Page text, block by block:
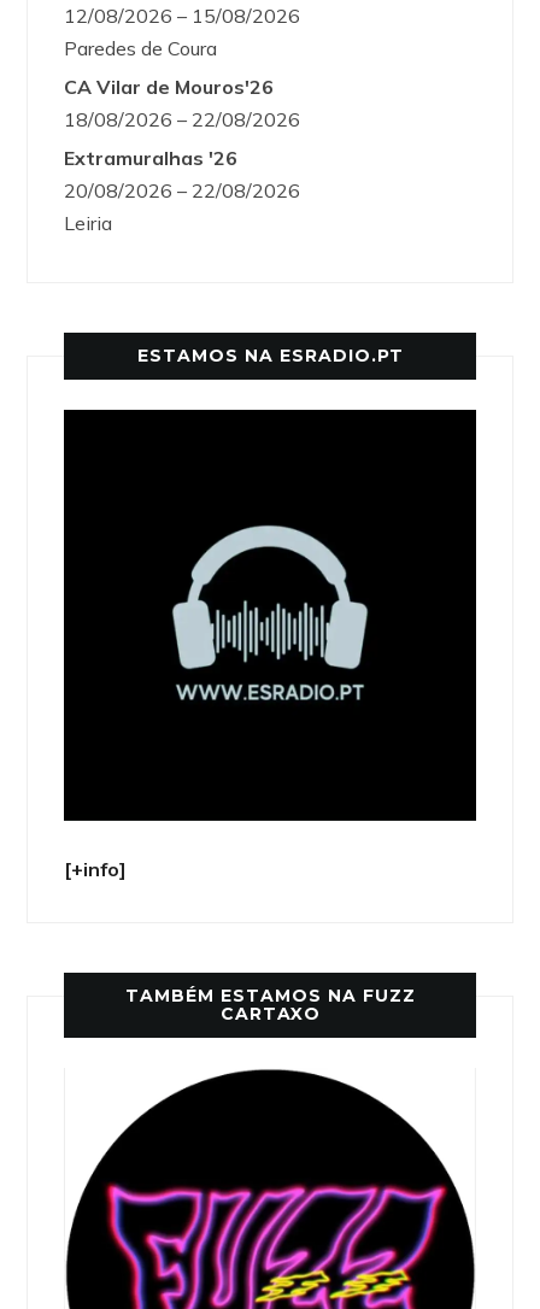
12/08/2026 – 15/08/2026
Paredes de Coura
CA Vilar de Mouros'26
18/08/2026 – 22/08/2026
Extramuralhas '26
20/08/2026 – 22/08/2026
Leiria
ESTAMOS NA ESRADIO.PT
[+info]
TAMBÉM ESTAMOS NA FUZZ
CARTAXO